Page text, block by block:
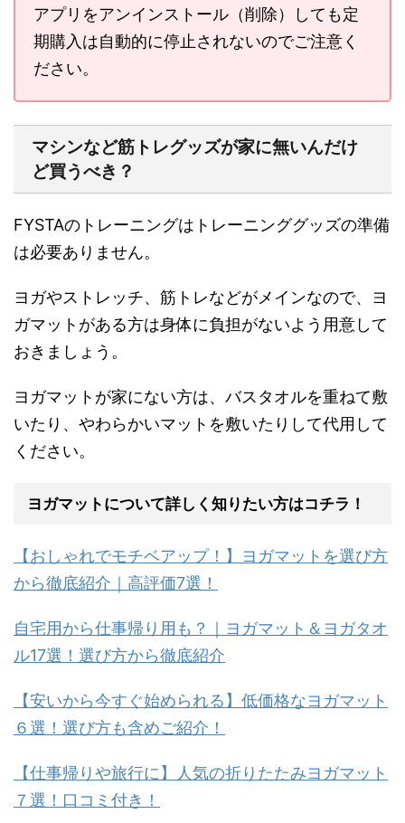
アプリをアンインストール（削除）しても定
期購入は自動的に停止されないのでご注意く
ださい。
マシンなど筋トレグッズが家に無いんだけ
ど買うべき？
FYSTAのトレーニングは トレーニンググッズの準備
は必要ありません。
ヨガやストレッチ、筋トレなどがメインなので、ヨ
ガマットがある方は身体に負担がないよう用意して
おきましょう。
ヨガマットが家にない方は、バスタオルを重ねて敷
いたり、やわらかいマットを敷いたりして代用して
ください。
ヨガマットについて詳しく知りたい方はコチラ！
【おしゃれでモチベアップ！】ヨガマットを選び方
から徹底紹介｜高評価7選！
自宅用から仕事帰り用も？｜ヨガマット＆ヨガタオ
ル17選！選び方から徹底紹介
【安いから今すぐ始められる】低価格なヨガマット
６選！選び方も含めご紹介！
【仕事帰りや旅行に】人気の折りたたみヨガマット
７選！口コミ付き！